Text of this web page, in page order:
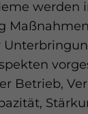
werden
Betrieb,